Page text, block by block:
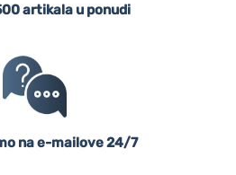
artikala u ponudi
na e-mailove 24/7